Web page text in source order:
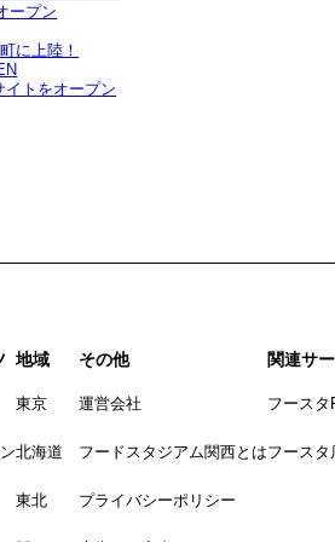
ープン
に上陸！
イトをオープン
地域
東京
北海道
東北
その他
運営会社
フードスタジアム関西とは
プライバシーポリシー
関連サ
フースタ
フースタ